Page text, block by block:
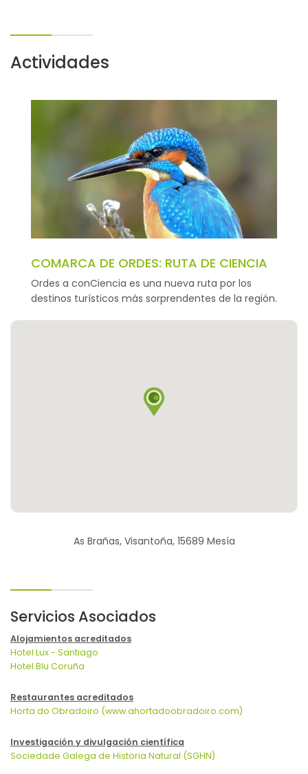
Actividades
COMARCA DE ORDES: RUTA DE CIENCIA
Ordes a conCiencia es una nueva ruta por los
destinos turísticos más sorprendentes de la región.
As Brañas, Visantoña, 15689 Mesía
Servicios Asociados
Alojamientos acreditados
Hotel Lux - Santiago
Hotel Blu Coruña
Restaurantes acreditados
Horta do Obradoiro (www.ahortadoobradoiro.com)
Investigación y divulgación científica
Sociedade Galega de Historia Natural (SGHN)